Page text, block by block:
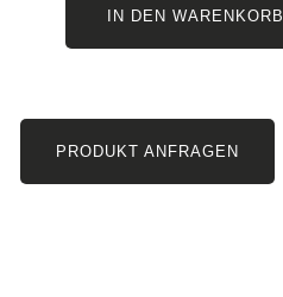
IN DEN WARENKORB
PRODUKT ANFRAGEN